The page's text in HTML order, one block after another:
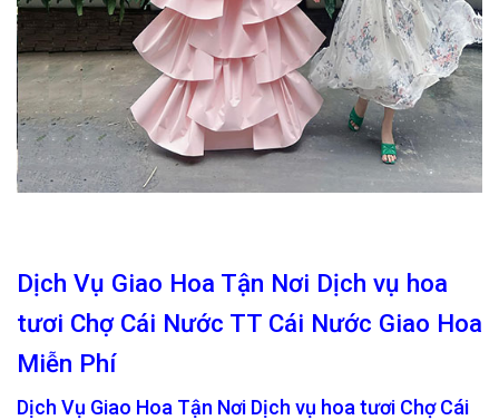
Dịch Vụ Giao Hoa Tận Nơi Dịch vụ hoa
tươi Chợ Cái Nước TT Cái Nước Giao Hoa
Miễn Phí
Dịch Vụ Giao Hoa Tận Nơi Dịch vụ hoa tươi Chợ Cái